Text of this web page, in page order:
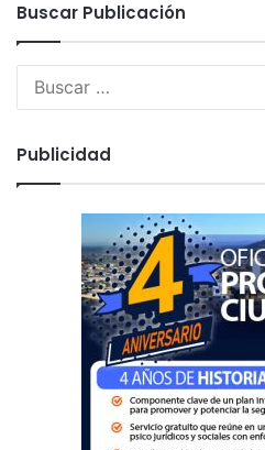
Buscar Publicación
Publicidad